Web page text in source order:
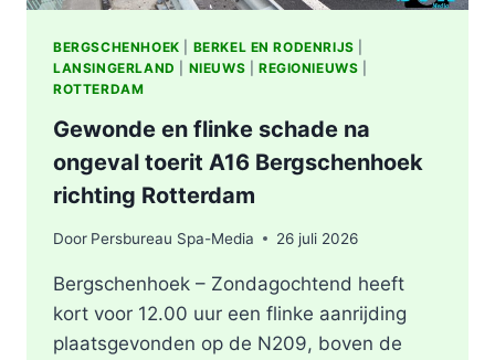
BERGSCHENHOEK BERKEL EN RODENRIJS
LANSINGERLAND
NIEUWS REGIONIEUWS
ROTTERDAM
Gewonde en flinke schade na
ongeval toerit A16 Bergschenhoek
richting Rotterdam
Door Persbureau Spa-Media 26 juli 2026
Bergschenhoek – Zondagochtend heeft
kort voor 12.00 uur een flinke aanrijding
plaatsgevonden op de N209, boven de